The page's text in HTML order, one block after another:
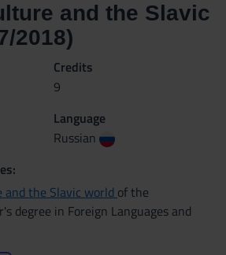
and the Slavic
2018)
Credits
9
Language
Russian
and the Slavic world of the
degree in Foreign Languages and